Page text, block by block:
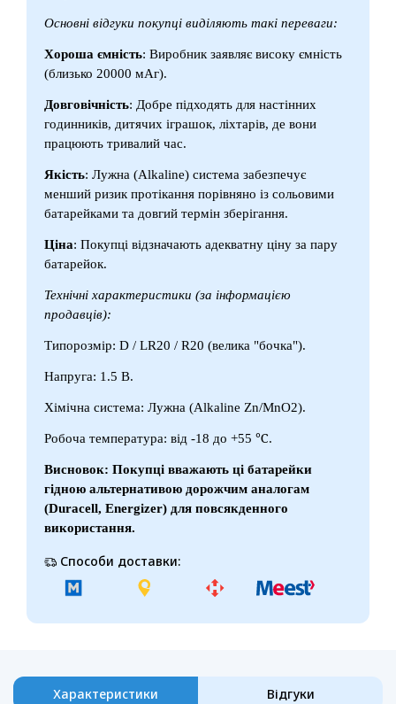
Основні відгуки покупці виділяють такі переваги:
Хороша ємність: Виробник заявляє високу ємність
(близько 20000 мАг).
Довговічність: Добре підходять для настінних
годинників, дитячих іграшок, ліхтарів, де вони
працюють тривалий час.
Якість: Лужна (Alkaline) система забезпечує
менший ризик протікання порівняно із сольовими
батарейками та довгий термін зберігання.
Ціна: Покупці відзначають адекватну ціну за пару
батарейок.
Технічні характеристики (за інформацією
продавців):
Типорозмір: D / LR20 / R20 (велика "бочка").
Напруга: 1.5 В.
Хімічна система: Лужна (Alkaline Zn/MnO2).
Робоча температура: від -18 до +55 ℃.
Висновок: Покупці вважають ці батарейки
гідною альтернативою дорожчим аналогам
(Duracell, Energizer) для повсякденного
використання.
Способи доставки:
Характеристики Відгуки